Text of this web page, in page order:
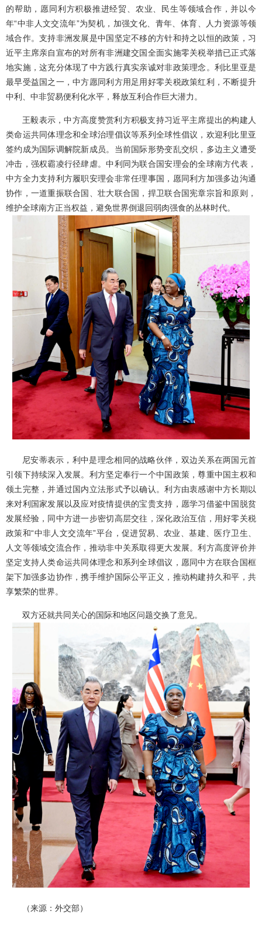
的帮助，愿同利方积极推进经贸、农业、民生等领域合作，并以今
年“中非人文交流年”为契机，加强文化、青年、体育、人力资源等领
域合作。支持非洲发展是中国坚定不移的方针和持之以恒的政策，习
近平主席亲自宣布的对所有非洲建交国全面实施零关税举措已正式落
地实施，这充分体现了中方践行真实亲诚对非政策理念。利比里亚是
最早受益国之一，中方愿同利方用足用好零关税政策红利，不断提升
中利、中非贸易便利化水平，释放互利合作巨大潜力。
王毅表示，中方高度赞赏利方积极支持习近平主席提出的构建人
类命运共同体理念和全球治理倡议等系列全球性倡议，欢迎利比里亚
签约成为国际调解院新成员。当前国际形势变乱交织，多边主义遭受
冲击，强权霸凌行径肆虐。中利同为联合国安理会的全球南方代表，
中方全力支持利方履职安理会非常任理事国，愿同利方加强多边沟通
协作，一道重振联合国、壮大联合国，捍卫联合国宪章宗旨和原则，
维护全球南方正当权益，避免世界倒退回弱肉强食的丛林时代。
尼安蒂表示，利中是理念相同的战略伙伴，双边关系在两国元首
引领下持续深入发展。利方坚定奉行一个中国政策，尊重中国主权和
领土完整，并通过国内立法形式予以确认。利方由衷感谢中方长期以
来对利国家发展以及应对疫情提供的宝贵支持，愿学习借鉴中国脱贫
发展经验，同中方进一步密切高层交往，深化政治互信，用好零关税
政策和“中非人文交流年”平台，促进贸易、农业、基建、医疗卫生、
人文等领域交流合作，推动非中关系取得更大发展。利方高度评价并
坚定支持人类命运共同体理念和系列全球倡议，愿同中方在联合国框
架下加强多边协作，携手维护国际公平正义，推动构建持久和平，共
享繁荣的世界。
双方还就共同关心的国际和地区问题交换了意见。
（来源：外交部）